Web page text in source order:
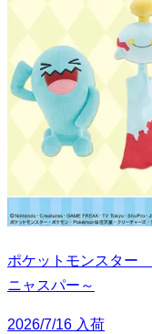
ポケットモンスター
ニャスパー～
2026/7/16 入荷